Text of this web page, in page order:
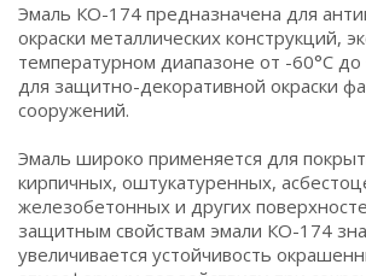
Эмаль КО-174 предназначена для
окраски металлических конструкций,
температурном диапазоне от -60°С до
для защитно-декоративной окраски
сооружений.
Эмаль широко применяется для
кирпичных, оштукатуренных,
железобетонных и других
защитным свойствам эмали КО-174
увеличивается устойчивость